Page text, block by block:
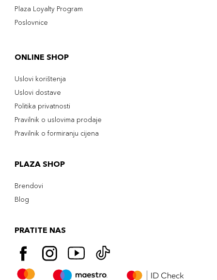
Plaza Loyalty Program
Poslovnice
ONLINE SHOP
Uslovi korištenja
Uslovi dostave
Politika privatnosti
Pravilnik o uslovima prodaje
Pravilnik o formiranju cijena
PLAZA SHOP
Brendovi
Blog
PRATITE NAS